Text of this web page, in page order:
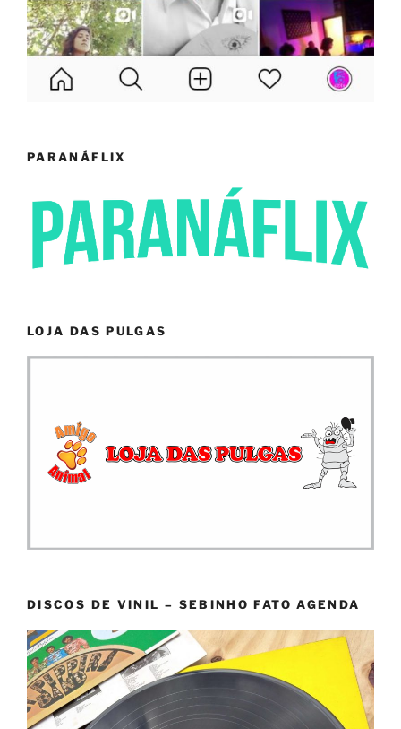
PARANÁFLIX
LOJA DAS PULGAS
DISCOS DE VINIL – SEBINHO FATO AGENDA